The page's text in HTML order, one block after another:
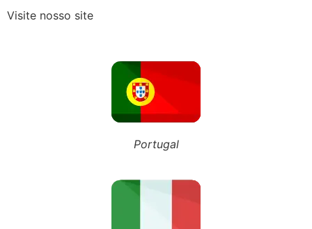
Siga nosso Tiktok
Visite nosso site
Portugal